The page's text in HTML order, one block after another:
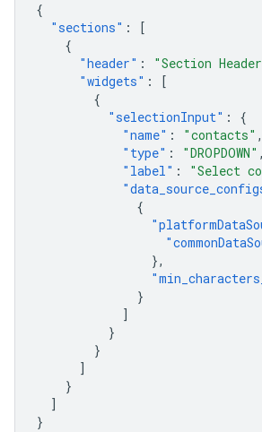
{
"sections" :
[
{
"header" : "Section
"widgets" :
[
{
"selectionInput" :
{
"name" : "contacts" ,
"type" : "DROPDOWN" ,
"label" :
"Select
{
},
}
]
}
}
]
}
]
}